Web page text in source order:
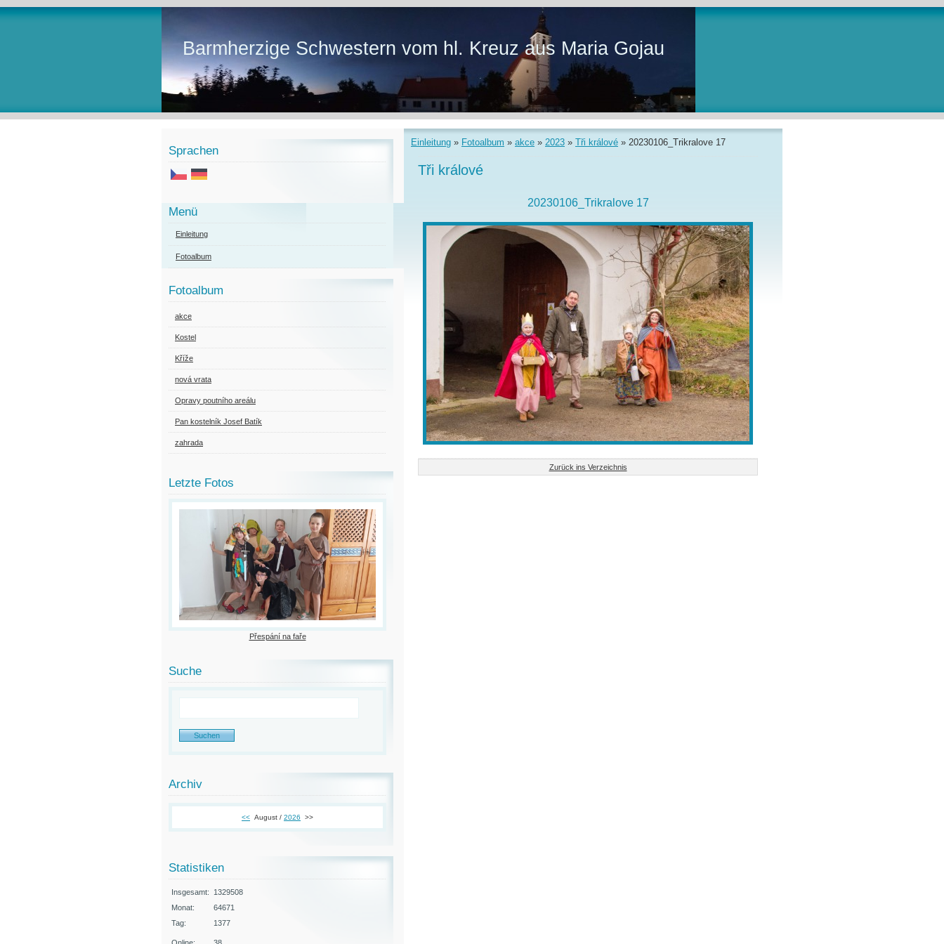
Barmherzige Schwestern vom hl. Kreuz aus Maria Gojau
Einleitung » Fotoalbum » akce » 2023 » Tři králové » 20230106_Trikralove 17
Tři králové
20230106_Trikralove 17
Zurück ins Verzeichnis
Sprachen
Menü
Einleitung
Fotoalbum
Fotoalbum
akce
Kostel
Kříže
nová vrata
Opravy poutního areálu
Pan kostelník Josef Batík
zahrada
Letzte Fotos
Přespání na faře
Suche
Archiv
<< August / 2026 >>
Statistiken
Insgesamt:
1329508
Monat:
64671
Tag:
1377